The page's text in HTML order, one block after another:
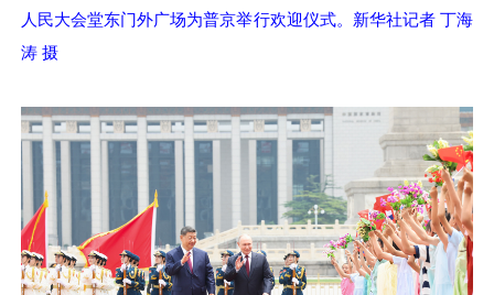
人民大会堂东门外广场为普京举行欢迎仪式。新华社记者 丁海
涛 摄